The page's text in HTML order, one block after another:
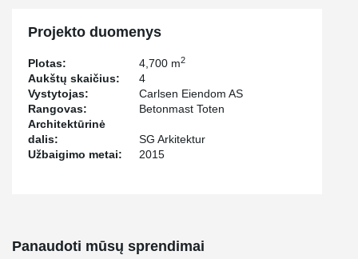
Projekto duomenys
Plotas: 4,700 m2
Aukštų skaičius:
4
Vystytojas:
Carlsen Eiendom AS
Rangovas:
Betonmast Toten
Architektūrinė
dalis:
SG Arkitektur
Užbaigimo metai:
2015
Panaudoti mūsų sprendimai